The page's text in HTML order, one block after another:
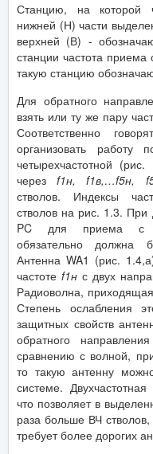
Станцию, на которой
нижней (Н) части
верхней (В) -
станции частота
такую станцию
Для обратного
взять или ту же пару
Соответственно
организовать работу
четырехчастотной
черезf1н, f1в,…f5н,
стволов. Индексы
стволов на рис. 1.3.
PC для приема с
обязательно должна
Антенна WA1 (рис.
частотеf1н с двух
Радиоволна,
Степень ослабления
защитных свойств
обратного
сравнению с волной,
то такую антенну
системе.
что позволяет в
раза больше ВЧ
требует более дорогих